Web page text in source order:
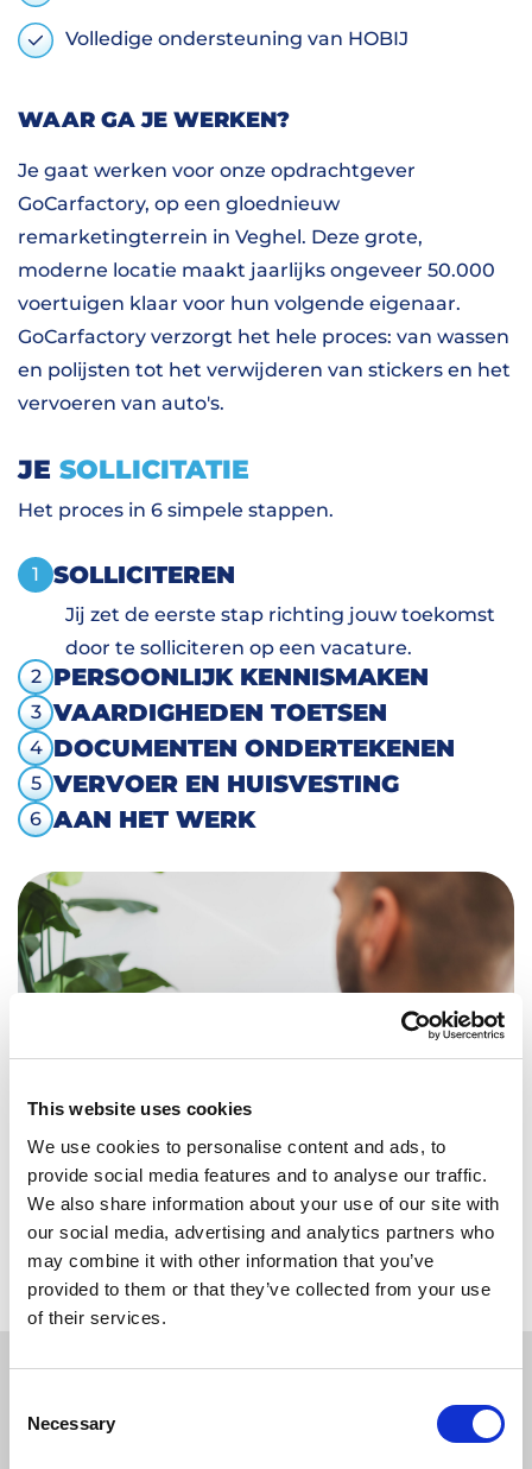
This website uses cookies
We use cookies to personalise content and ads, to
provide social media features and to analyse our traffic.
We also share information about your use of our site with
our social media, advertising and analytics partners who
may combine it with other information that you’ve
provided to them or that they’ve collected from your use
of their services.
Selection
Necessary
Volledige ondersteuning van HOBIJ
WAAR GA JE WERKEN?
Je gaat werken voor onze opdrachtgever
GoCarfactory, op een gloednieuw
remarketingterrein in Veghel. Deze grote,
moderne locatie maakt jaarlijks ongeveer 50.000
voertuigen klaar voor hun volgende eigenaar.
GoCarfactory verzorgt het hele proces: van wassen
en polijsten tot het verwijderen van stickers en het
vervoeren van auto's.
JE SOLLICITATIE
Het proces in 6 simpele stappen.
1 SOLLICITEREN
Jij zet de eerste stap richting jouw toekomst
door te solliciteren op een vacature.
2
PERSOONLIJK KENNISMAKEN
3 VAARDIGHEDEN TOETSEN
4 DOCUMENTEN ONDERTEKENEN
5 VERVOER EN HUISVESTING
6 AAN HET WERK
SOLLICITEER